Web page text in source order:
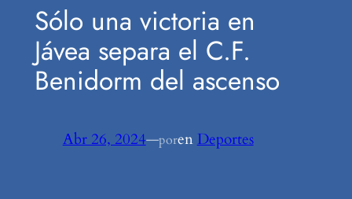
Sólo una victoria en
Jávea separa el C.F.
Benidorm del ascenso
Abr 26, 2024—porenDeportes